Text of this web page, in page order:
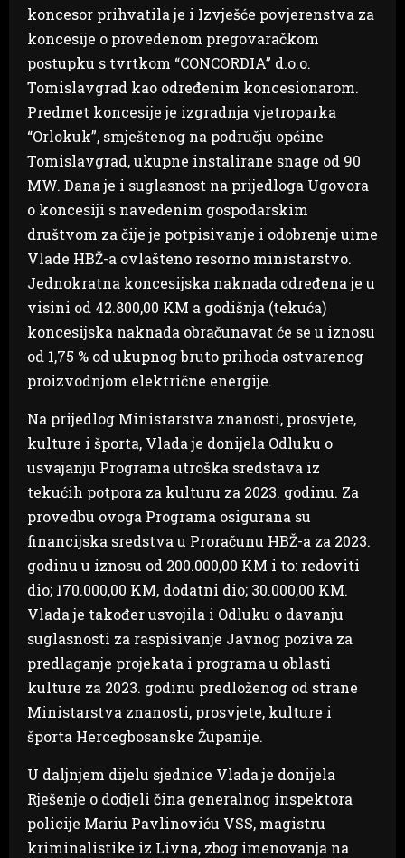
koncesor prihvatila je i Izvješće povjerenstva za
koncesije o provedenom pregovaračkom
postupku s tvrtkom “CONCORDIA” d.o.o.
Tomislavgrad kao određenim koncesionarom.
Predmet koncesije je izgradnja vjetroparka
“Orlokuk”, smještenog na području općine
Tomislavgrad, ukupne instalirane snage od 90
MW. Dana je i suglasnost na prijedloga Ugovora
o koncesiji s navedenim gospodarskim
društvom za čije je potpisivanje i odobrenje uime
Vlade HBŽ-a ovlašteno resorno ministarstvo.
Jednokratna koncesijska naknada određena je u
visini od 42.800,00 KM a godišnja (tekuća)
koncesijska naknada obračunavat će se u iznosu
od 1,75 % od ukupnog bruto prihoda ostvarenog
proizvodnjom električne energije.
Na prijedlog Ministarstva znanosti, prosvjete,
kulture i športa, Vlada je donijela Odluku o
usvajanju Programa utroška sredstava iz
tekućih potpora za kulturu za 2023. godinu. Za
provedbu ovoga Programa osigurana su
financijska sredstva u Proračunu HBŽ-a za 2023.
godinu u iznosu od 200.000,00 KM i to: redoviti
dio; 170.000,00 KM, dodatni dio; 30.000,00 KM.
Vlada je također usvojila i Odluku o davanju
suglasnosti za raspisivanje Javnog poziva za
predlaganje projekata i programa u oblasti
kulture za 2023. godinu predloženog od strane
Ministarstva znanosti, prosvjete, kulture i
športa Hercegbosanske Županije.
U daljnjem dijelu sjednice Vlada je donijela
Rješenje o dodjeli čina generalnog inspektora
policije Mariu Pavlinoviću VSS, magistru
kriminalistike iz Livna, zbog imenovanja na